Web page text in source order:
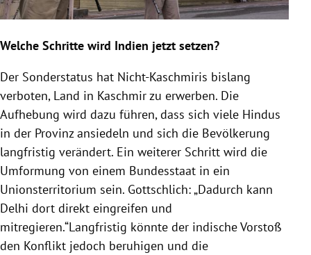
Welche Schritte wird Indien jetzt setzen?
Der Sonderstatus hat Nicht-Kaschmiris bislang
verboten, Land in Kaschmirzu erwerben. Die
Aufhebung wird dazu führen, dass sich viele Hindus
in der Provinz ansiedeln und sich die Bevölkerung
langfristig verändert. Ein weiterer Schritt wird die
Umformung von einem Bundesstaat in ein
Unionsterritorium sein. Gottschlich: „Dadurch kann
Delhi dort direkt eingreifen und
mitregieren.“Langfristig könnte der indische Vorstoß
den Konflikt jedoch beruhigen und die